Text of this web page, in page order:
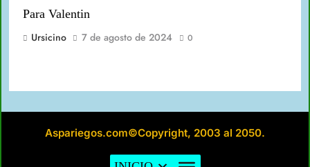
Para Valentin
Ursicino
7 de agosto de 2024 0
Aspariegos.com©Copyright, 2003 al 2050.